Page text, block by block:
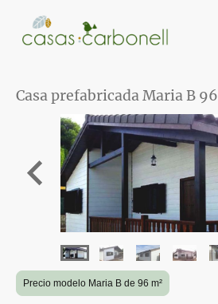
Casa prefabricada Maria B 96
Precio modelo Maria B de 96 m²